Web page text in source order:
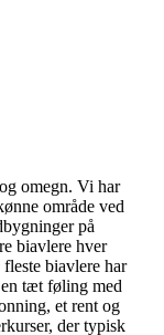
omegn. Vi har
område ved
på
biavlere hver
biavlere har
tæt føling med
et rent og
der typisk